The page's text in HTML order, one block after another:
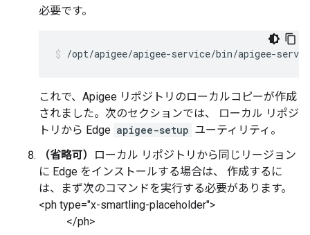
必要です。
/opt/apigee/apigee-service/bin/apigee-
これで、Apigee リポジトリのローカルコピーが作成
されました。次のセクションでは、 ローカル リポジ
トリから Edge apigee-setup ユーティリティ。
（省略可）
ローカル リポジトリから同じリージョン
に Edge をインストールする場合は、 作成するに
は、まず次のコマンドを実行する必要があります。
<ph type="x-smartling-placeholder">
</ph>